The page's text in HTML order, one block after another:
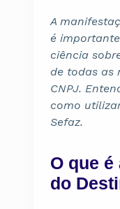
A
é
ciência
de todas as
CNPJ.
como
Sefaz.
O que
do